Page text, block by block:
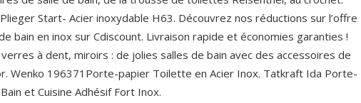
Start- Acier inoxydable H63. Découvrez nos réductions sur l’offre
bain en inox sur Cdiscount. Livraison rapide et économies garanties !
à dent, miroirs : de jolies salles de bain avec des accessoires de
Wenko 196371Porte-papier Toilette en Acier Inox. Tatkraft Ida Porte-
et Cuisine Adhésif Fort Inox.